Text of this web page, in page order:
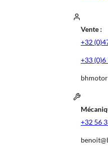
Vente :
+32
+33 (0)6
+32 56